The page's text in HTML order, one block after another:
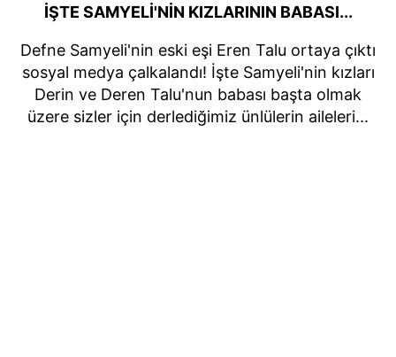
İŞTE SAMYELİ'NİN KIZLARININ BABASI...
Defne Samyeli'nin eski eşi Eren Talu ortaya çıktı
sosyal medya çalkalandı! İşte Samyeli'nin kızları
Derin ve Deren Talu'nun babası başta olmak
üzere sizler için derlediğimiz ünlülerin aileleri...